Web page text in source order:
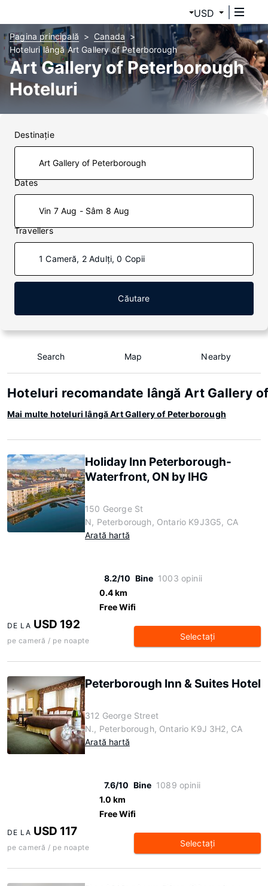
USD
Pagina principală
Canada
Hoteluri lângă Art Gallery of Peterborough
Art Gallery of Peterborough
Hoteluri
Destinaţie
Dates
Vin 7 Aug - Sâm 8 Aug
Travellers
1 Cameră, 2 Adulți, 0 Copii
Căutare
Search Map Nearby
Hoteluri recomandate lângă Art Gallery
Mai multe hoteluri lângă Art Gallery of Peterborough
Holiday Inn Peterborough-
Waterfront, ON by IHG
150 George St
N, Peterborough, Ontario K9J3G5, CA
Arată hartă
8.2/10 Bine 1003 opinii
0.4 km
Free Wifi
DE LA USD 192
pe cameră / pe noapte Selectaţi
Peterborough Inn & Suites Hotel
312 George Street
N., Peterborough, Ontario K9J 3H2, CA
Arată hartă
7.6/10 Bine 1089 opinii
1.0 km
Free Wifi
DE LA USD 117
pe cameră / pe noapte Selectaţi